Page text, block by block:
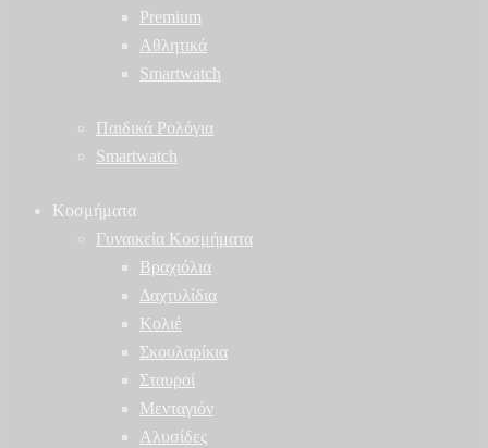
Premium
Αθλητικά
Smartwatch
Παιδικά Ρολόγια
Smartwatch
Κοσμήματα
Γυναικεία Κοσμήματα
Βραχιόλια
Δαχτυλίδια
Κολιέ
Σκουλαρίκια
Σταυροί
Μενταγιόν
Αλυσίδες